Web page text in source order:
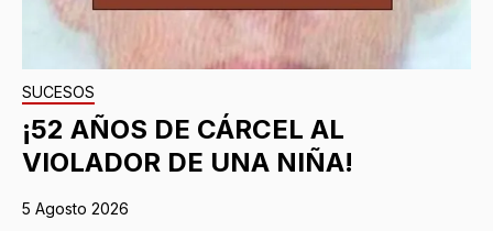
SUCESOS
¡52 AÑOS DE CÁRCEL AL
VIOLADOR DE UNA NIÑA!
5 Agosto 2026